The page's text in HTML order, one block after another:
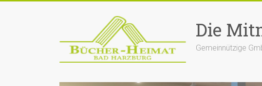
Die
Gemeinnützige